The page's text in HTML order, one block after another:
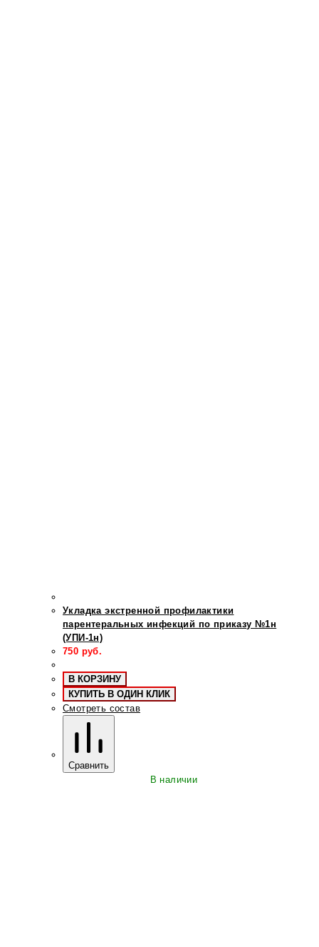
Укладка экстренной профилактики
парентеральных инфекций по приказу №1н
(УПИ-1н)
750 руб.
В КОРЗИНУ
КУПИТЬ В ОДИН КЛИК
Смотреть состав
Сравнить
В наличии